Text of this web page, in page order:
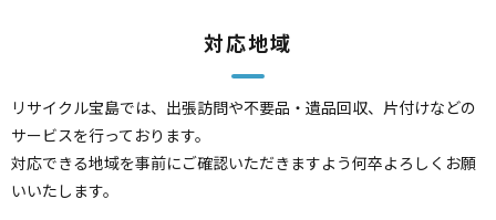
対応地域
リサイクル宝島では、出張訪問や不要品・遺品回収、片付けなどの
サービスを行っております。
対応できる地域を事前にご確認いただきますよう何卒よろしくお願
いいたします。